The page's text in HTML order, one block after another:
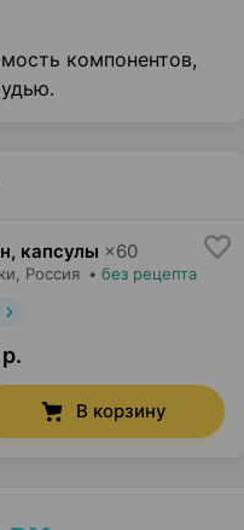
компонентов,
капсулы ×60
, Россия • без рецепта
В корзину